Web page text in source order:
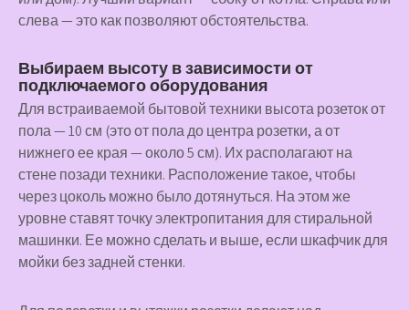
слева — это как позволяют обстоятельства.
Выбираем высоту в зависимости от
подключаемого оборудования
Для встраиваемой бытовой техники высота розеток от
пола — 10 см (это от пола до центра розетки, а от
нижнего ее края — около 5 см). Их располагают на
стене позади техники. Расположение такое, чтобы
через цоколь можно было дотянуться. На этом же
уровне ставят точку электропитания для стиральной
машинки. Ее можно сделать и выше, если шкафчик для
мойки без задней стенки.